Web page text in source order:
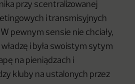
przy scentralizowanej
i transmisyjnych
pewnym sensie nie chciały,
władzę i była swoistym sytym
na pieniądzach i
kluby na ustalonych przez